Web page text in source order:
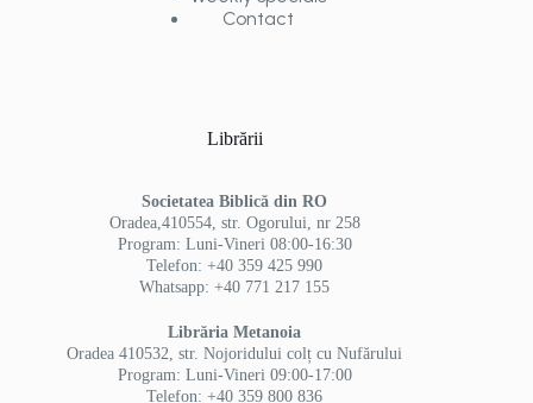
Contact
Librării
Societatea Biblică din RO
Oradea,410554, str. Ogorului, nr 258
Program: Luni-Vineri 08:00-16:30
Telefon: +40 359 425 990
Whatsapp: +40 771 217 155
Librăria Metanoia
Oradea 410532, str. Nojoridului colț cu Nufărului
Program: Luni-Vineri 09:00-17:00
Telefon: +40 359 800 836